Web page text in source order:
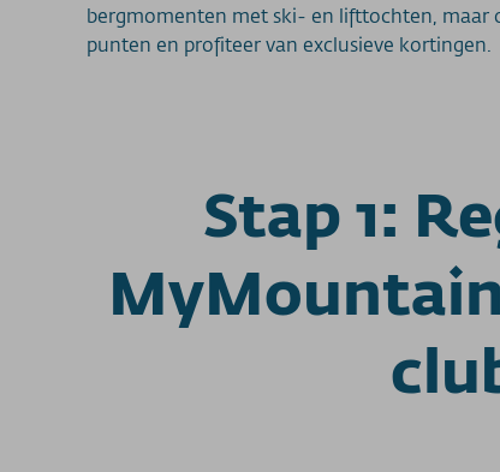
bergmomenten met ski- en lifttochten, maar
punten en profiteer van exclusieve kortingen.
Stap 1: